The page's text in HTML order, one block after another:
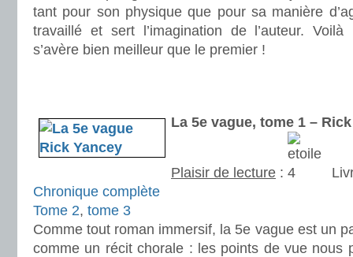
tant pour son physique que pour sa manière
travaillé et sert l’imagination de l’auteur.
s’avère bien meilleur que le premier !
La 5e vague, tome 1 – Rick
Plaisir de lecture :
Chronique complète
Tome 2, tome 3
Comme tout roman immersif, la 5e vague est un
comme un récit chorale : les points de vue nous